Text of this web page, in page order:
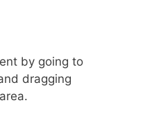
by going to
dragging